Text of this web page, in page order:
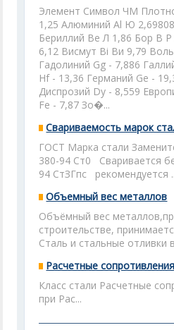
Элемент Символ ЧМ
1,25 Алюминий Аl Ю
Бериллий Ве Л 1,86 Бор В
6,12 Висмут Вi Ви 9,79
Гадолиний Gg - 7,886
Hf - 13,36 Германий Ge -
Диспрозий Dy - 8,559
Fe - 7,87 Зо�...
Свариваемость марок
ГОСТ Марка стали
380-94 Ст0 Сваривается
94 СтЗГпс рекомендуется
Объемный вес металлов
Объёмный вес
строительстве,
Сталь и стальные отливки
Расчетные
Класс стали Расчетные
при Рас...